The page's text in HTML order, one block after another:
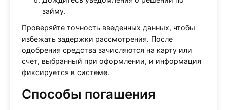
займу.
Проверяйте точность введенных данных, чтобы
избежать задержки рассмотрения. После
одобрения средства зачисляются на карту или
счет, выбранный при оформлении, и информация
фиксируется в системе.
Способы погашения